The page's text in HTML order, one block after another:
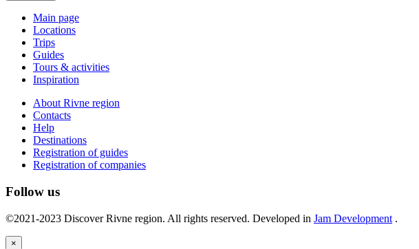
Main page
Locations
Trips
Guides
Tours & activities
Inspiration
About Rivne region
Contacts
Help
Destinations
Registration of guides
Registration of companies
Follow us
©2021-2023 Discover Rivne region. All rights reserved. Developed in Jam Development .
×